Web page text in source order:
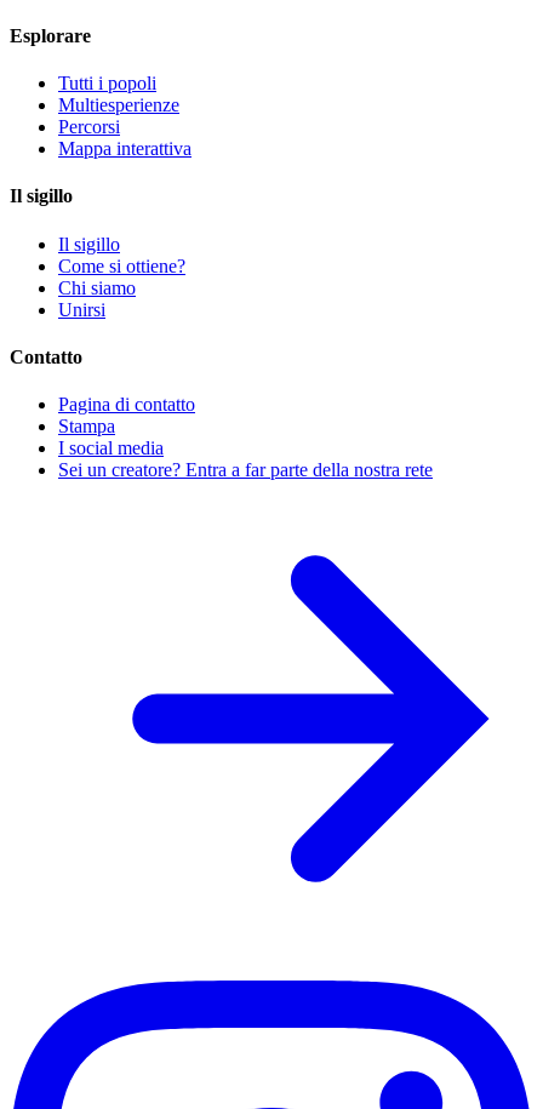
Esplorare
Tutti i popoli
Multiesperienze
Percorsi
Mappa interattiva
Il sigillo
Il sigillo
Come si ottiene?
Chi siamo
Unirsi
Contatto
Pagina di contatto
Stampa
I social media
Sei un creatore? Entra a far parte della nostra rete